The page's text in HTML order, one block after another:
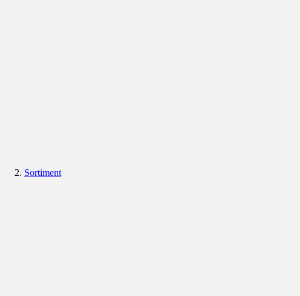
Sortiment